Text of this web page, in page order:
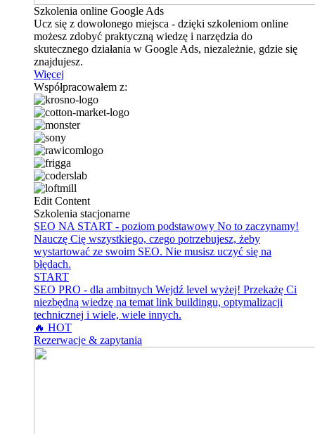
Szkolenia online Google Ads
Ucz się z dowolonego miejsca - dzięki szkoleniom online
możesz zdobyć praktyczną wiedzę i narzędzia do
skutecznego działania w Google Ads, niezależnie, gdzie się
znajdujesz.
Więcej
Współpracowałem z:
Edit Content
Szkolenia stacjonarne
SEO NA START - poziom podstawowy No to zaczynamy!
Nauczę Cię wszystkiego, czego potrzebujesz, żeby
wystartować ze swoim SEO. Nie musisz uczyć się na
błędach.
START
SEO PRO - dla ambitnych Wejdź level wyżej! Przekażę Ci
niezbędną wiedzę na temat link buildingu, optymalizacji
technicznej i wiele, wiele innych.
🔥 HOT
Rezerwacje & zapytania